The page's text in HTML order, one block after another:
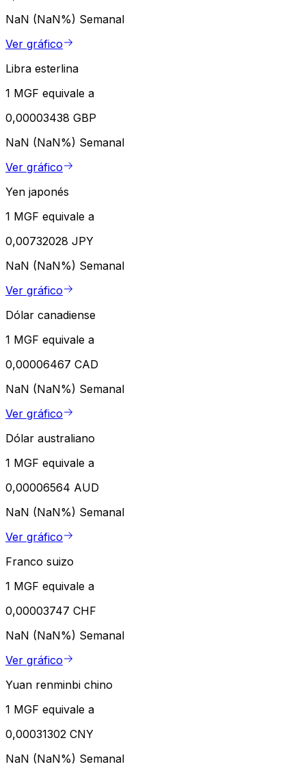
NaN (NaN%) Semanal
Ver gráfico
Libra esterlina
1 MGF equivale a
0,00003438 GBP
NaN (NaN%) Semanal
Ver gráfico
Yen japonés
1 MGF equivale a
0,00732028 JPY
NaN (NaN%) Semanal
Ver gráfico
Dólar canadiense
1 MGF equivale a
0,00006467 CAD
NaN (NaN%) Semanal
Ver gráfico
Dólar australiano
1 MGF equivale a
0,00006564 AUD
NaN (NaN%) Semanal
Ver gráfico
Franco suizo
1 MGF equivale a
0,00003747 CHF
NaN (NaN%) Semanal
Ver gráfico
Yuan renminbi chino
1 MGF equivale a
0,00031302 CNY
NaN (NaN%) Semanal